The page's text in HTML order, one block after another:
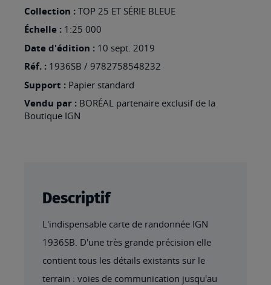
:
1936SB
-
LALINDE
Collection : TOP 25 ET SÉRIE BLEUE
Échelle : 1:25 000
Date d'édition : 10 sept. 2019
Réf. : 1936SB / 9782758548232
Support : Papier standard
Vendu par : BORÉAL partenaire exclusif de la
Boutique IGN
Descriptif
L'indispensable carte de randonnée IGN
1936SB. D'une très grande précision elle
contient tous les détails existants sur le
terrain : voies de communication jusqu'au